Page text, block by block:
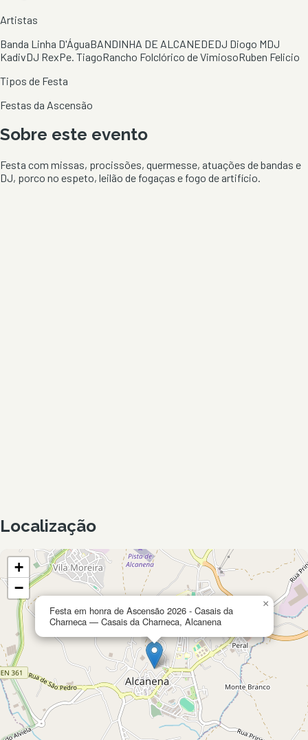
Artistas
Banda Linha D'ÁguaBANDINHA DE ALCANEDEDJ Diogo MDJ
KadivDJ RexPe. TiagoRancho Folclórico de VimiosoRuben Felicio
Tipos de Festa
Festas da Ascensão
Sobre este evento
Festa com missas, procissões, quermesse, atuações de bandas e
DJ, porco no espeto, leilão de fogaças e fogo de artifício.
Localização
Festa em honra de Ascensão 2026 - Casais da
Charneca — Casais da Charneca, Alcanena
×
+
−